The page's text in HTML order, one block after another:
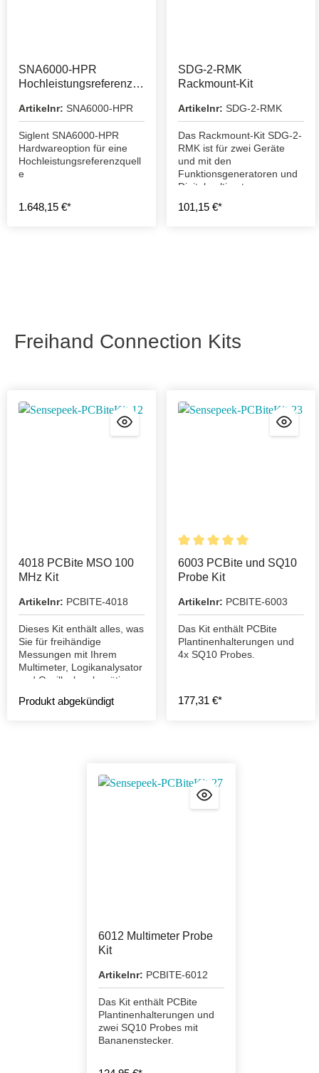
SNA6000-HPR
Hochleistungsreferenzq
Artikelnr: SNA6000-HPR
Siglent SNA6000-HPR
Hardwareoption für eine
Hochleistungsreferenzquell
e
1.648,15 €*
SDG-2-RMK
Rackmount-Kit
Artikelnr: SDG-2-RMK
Das Rackmount-Kit SDG-2-
RMK ist für zwei Geräte
und mit den
Funktionsgeneratoren und
Digitalmultimetern
101,15 €*
Freihand Connection Kits
Details
4018 PCBite MSO 100
MHz Kit
Artikelnr: PCBITE-4018
Dieses Kit enthält alles, was
Sie für freihändige
Messungen mit Ihrem
Multimeter, Logikanalysator
und Oszilloskop benötigen.
Produkt abgekündigt
6003 PCBite und SQ10
Probe Kit
Artikelnr: PCBITE-6003
Das Kit enthält PCBite
Plantinenhalterungen und
4x SQ10 Probes.
177,31 €*
6012 Multimeter Probe
Kit
Artikelnr: PCBITE-6012
Das Kit enthält PCBite
Plantinenhalterungen und
zwei SQ10 Probes mit
Bananenstecker.